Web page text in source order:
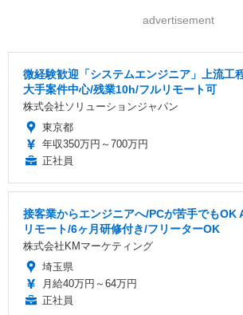
advertisement
微経験歓迎「システムエンジニア」上流工
大手案件中心/残業10h/フルリモート可
株式会社ソリューションジャパン
東京都
年収350万円～700万円
正社員
接客業からエンジニアへ/PCが苦手でもOK
リモート/6ヶ月研修付き/フリーターOK
株式会社KMマーケティング
埼玉県
月給40万円～64万円
正社員